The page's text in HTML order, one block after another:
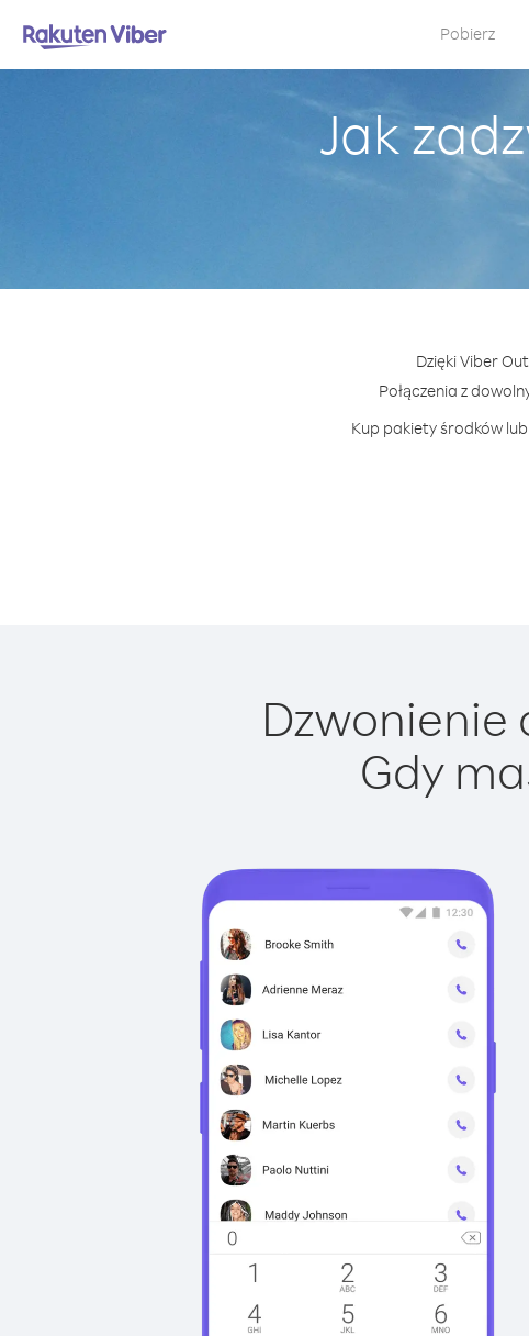
Pobierz
Jak
Dzięki Viber
Połączenia z
Kup pakiety środków
Dzwonienie
Gdy